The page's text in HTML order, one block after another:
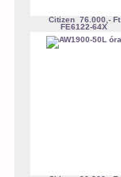
Citizen 76.000,- Ft
FE6122-64X